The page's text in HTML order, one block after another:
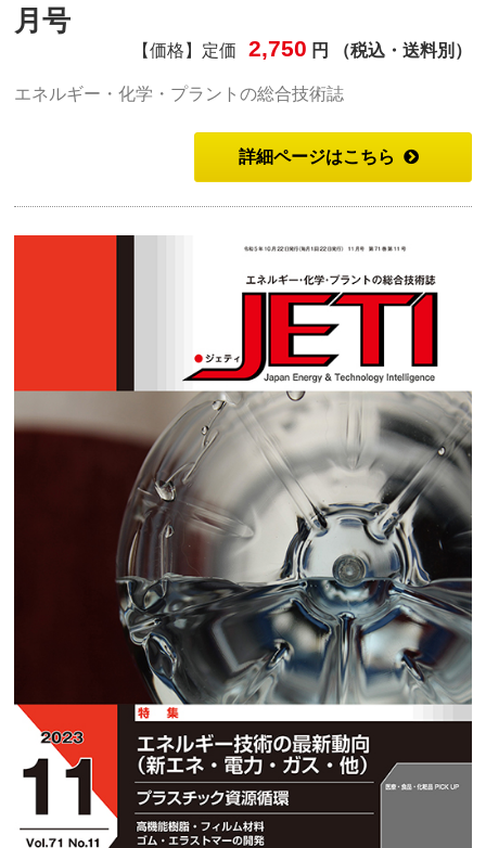
月号
【価格】定価 2,750 円 （税込・送料別）
エネルギー・化学・プラントの総合技術誌
詳細ページはこちら